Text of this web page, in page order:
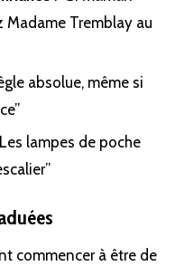
Madame Tremblay au
absolue, même si
lampes de poche
commencer à être de